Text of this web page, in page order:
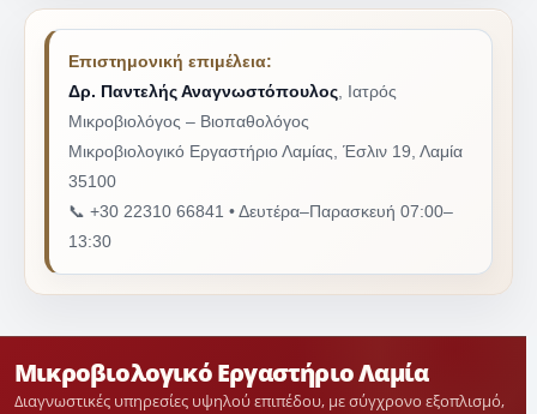
Επιστημονική επιμέλεια:
Δρ. Παντελής Αναγνωστόπουλος , Ιατρός
Μικροβιολόγος – Βιοπαθολόγος
Μικροβιολογικό Εργαστήριο Λαμίας, Έσλιν 19, Λαμία
35100
📞 +30 22310 66841 • Δευτέρα–Παρασκευή 07:00–
13:30
Μικροβιολογικό Εργαστήριο Λαμία
Διαγνωστικές υπηρεσίες υψηλού επιπέδου, με σύγχρονο εξοπλισμό,